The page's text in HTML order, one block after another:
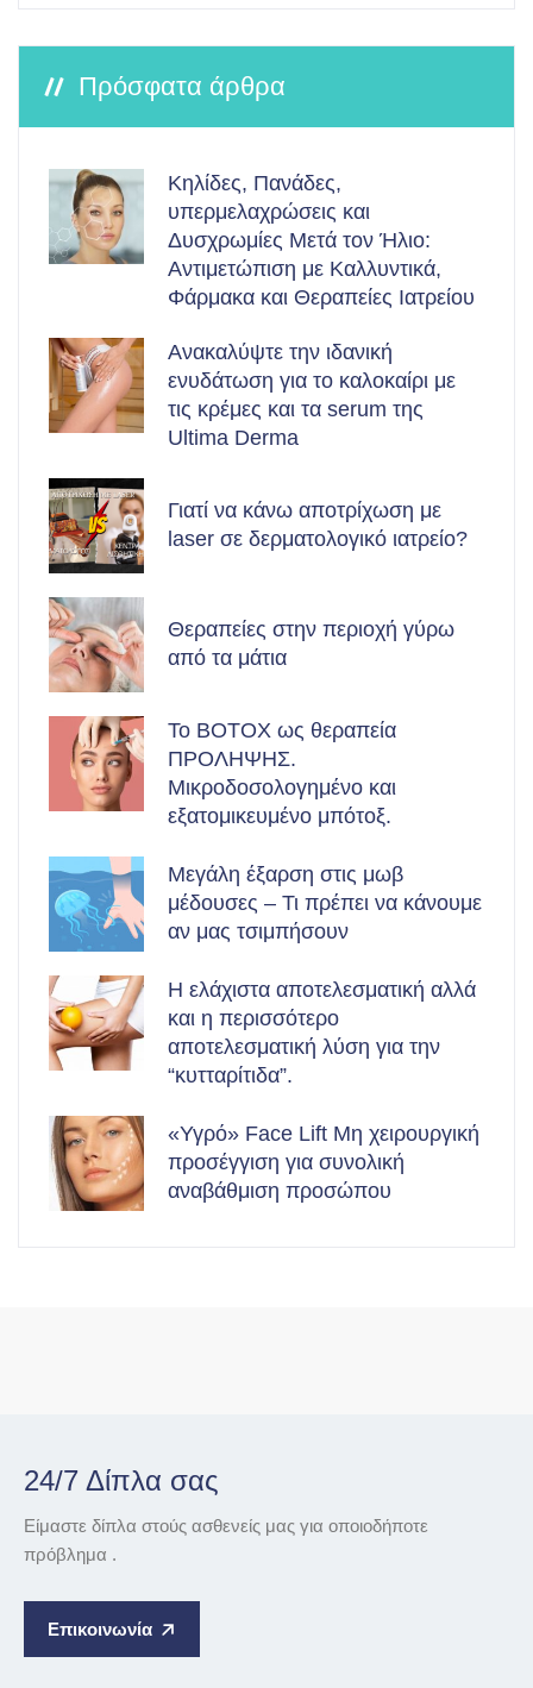
Πρόσφατα άρθρα
Κηλίδες, Πανάδες,
υπερμελαχρώσεις και
Δυσχρωμίες Μετά τον Ήλιο:
Αντιμετώπιση με Καλλυντικά,
Φάρμακα και Θεραπείες Ιατρείου
Ανακαλύψτε την ιδανική
ενυδάτωση για το καλοκαίρι με
τις κρέμες και τα serum της
Ultima Derma
Γιατί να κάνω αποτρίχωση με
laser σε δερματολογικό ιατρείο?
Θεραπείες στην περιοχή γύρω
από τα μάτια
Το BOTOX ως θεραπεία
ΠΡΟΛΗΨΗΣ.
Μικροδοσολογημένο και
εξατομικευμένο μπότοξ.
Μεγάλη έξαρση στις μωβ
μέδουσες – Τι πρέπει να κάνουμε
αν μας τσιμπήσουν
Η ελάχιστα αποτελεσματική αλλά
και η περισσότερο
αποτελεσματική λύση για την
“κυτταρίτιδα”.
«Υγρό» Face Lift Μη χειρουργική
προσέγγιση για συνολική
αναβάθμιση προσώπου
24/7 Δίπλα σας
Είμαστε δίπλα στούς ασθενείς μας για οποιοδήποτε
πρόβλημα .
Επικοινωνία